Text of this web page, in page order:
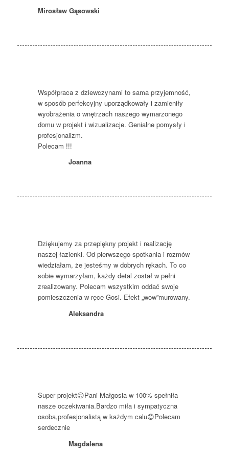
Mirosław Gąsowski
Współpraca z dziewczynami to sama przyjemność,
w sposób perfekcyjny uporządkowały i zamieniły
wyobrażenia o wnętrzach naszego wymarzonego
domu w projekt i wizualizacje. Genialne pomysły i
profesjonalizm.
Polecam !!!
Joanna
Dziękujemy za przepiękny projekt i realizację
naszej łazienki. Od pierwszego spotkania i rozmów
wiedziałam, że jesteśmy w dobrych rękach. To co
sobie wymarzyłam, każdy detal został w pełni
zrealizowany. Polecam wszystkim oddać swoje
pomieszczenia w ręce Gosi. Efekt „wow”murowany.
Aleksandra
Super projekt😊Pani Małgosia w 100% spełniła
nasze oczekiwania.Bardzo miła i sympatyczna
osoba,profesjonalistą w każdym calu😊Polecam
serdecznie
Magdalena